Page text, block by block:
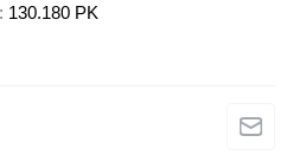
130.180 PK